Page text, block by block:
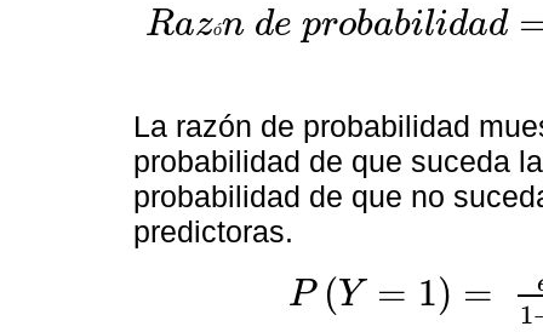
Razón de probabilidad
Razón de p ro babilid ad=P (Y=1)1-P(Y= 1)= e∝ +β x1
La razón de probabilidad
probabilidad de que suceda
probabilidad de que no
predictoras.
P (Y = 1) = 1
PY 1= e∝ +β1x +β 2x +… mx